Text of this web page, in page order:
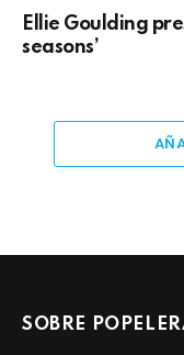
Ellie Goulding
seasons’
SOBRE